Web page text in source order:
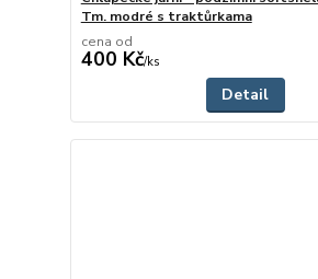
Tm. modré s traktůrkama
cena od
400 Kč/ks
Detail